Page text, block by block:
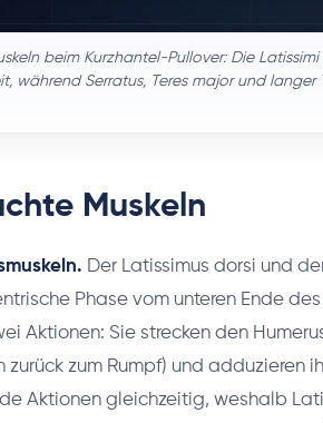
beim Kurzhantel-Pullover: Die
während Serratus, Teres major und
Muskeln
Der Latissimus dorsi und
Phase vom unteren Ende
Aktionen: Sie strecken den
zum Rumpf) und adduzieren
Aktionen gleichzeitig, weshalb